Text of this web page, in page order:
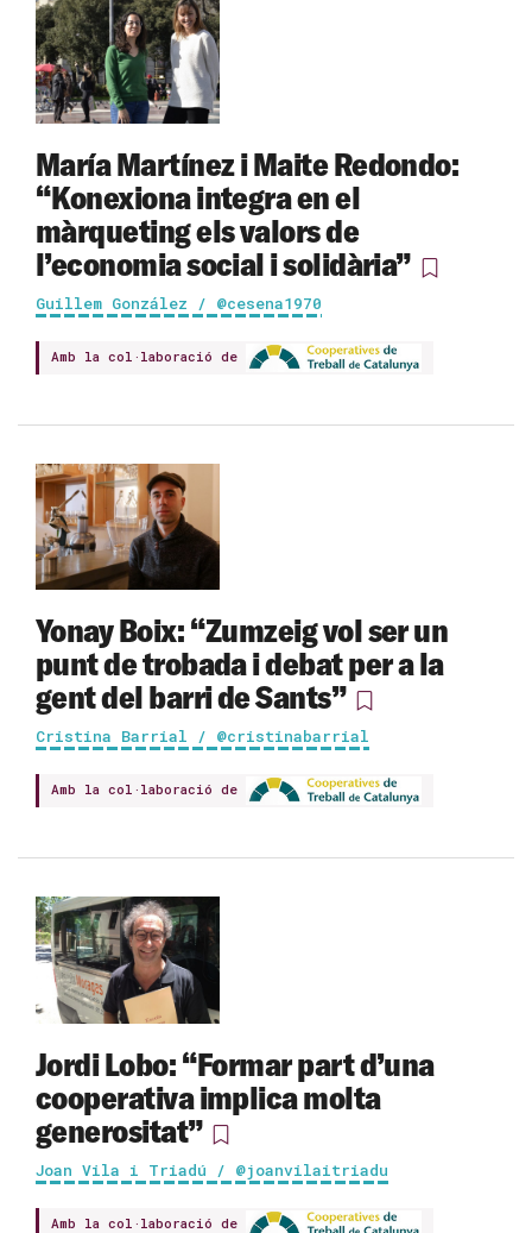
María Martínez i Maite Redondo:
“Konexiona integra en el
màrqueting els valors de
l’economia social i solidària”
Guillem González / @cesena1970
Amb la col·laboració de
Yonay Boix: “Zumzeig vol ser un
punt de trobada i debat per a la
gent del barri de Sants”
Cristina Barrial / @cristinabarrial
Amb la col·laboració de
Jordi Lobo: “Formar part d’una
cooperativa implica molta
generositat”
Joan Vila i Triadú / @joanvilaitriadu
Amb la col·laboració de